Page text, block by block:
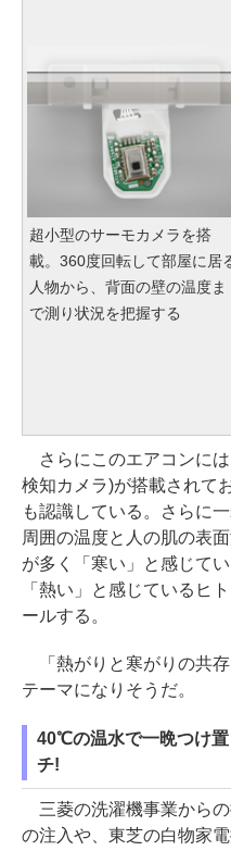
超小型のサーモカメラを搭
載。360度回転して部屋に居
人物から、背面の壁の温度ま
で測り状況を把握する
さらにこのエアコンに
検知カメラ)が搭載されて
も認識している。さらに
周囲の温度と人の肌の表
が多く「寒い」と感じて
「熱い」と感じているヒ
ールする。
「熱がりと寒がりの共
テーマになりそうだ。
40℃の温水で一晩つけ
チ!
三菱の洗濯機事業から
の注入や、東芝の白物家